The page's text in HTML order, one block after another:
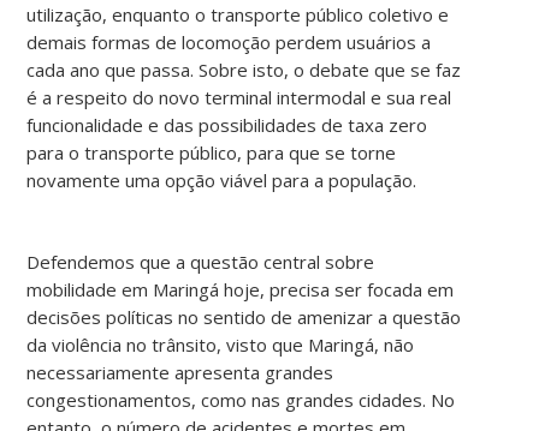
utilização, enquanto o transporte público coletivo e
demais formas de locomoção perdem usuários a
cada ano que passa. Sobre isto, o debate que se faz
é a respeito do novo terminal intermodal e sua real
funcionalidade e das possibilidades de taxa zero
para o transporte público, para que se torne
novamente uma opção viável para a população.
Defendemos que a questão central sobre
mobilidade em Maringá hoje, precisa ser focada em
decisões políticas no sentido de amenizar a questão
da violência no trânsito, visto que Maringá, não
necessariamente apresenta grandes
congestionamentos, como nas grandes cidades. No